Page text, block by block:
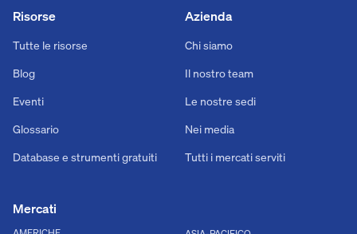
Risorse
Tutte le risorse
Blog
Eventi
Glossario
Database e strumenti gratuiti
Azienda
Chi siamo
Il nostro team
Le nostre sedi
Nei media
Tutti i mercati serviti
Mercati